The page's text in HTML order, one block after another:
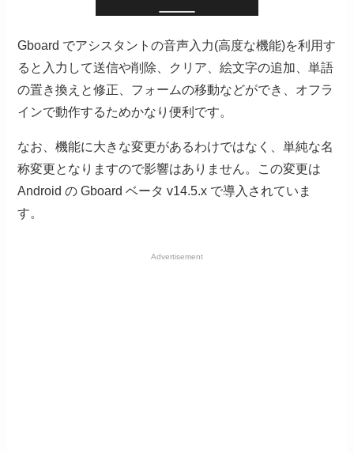
Gboard でアシスタントの音声入力(高度な機能)を利用す
ると入力して送信や削除、クリア、絵文字の追加、単語
の置き換えと修正、フォームの移動などができ、オフラ
インで動作するためかなり便利です。
なお、機能に大きな変更があるわけではなく、単純な名
称変更となりますので影響はありません。この変更は
Android の Gboard ベータ v14.5.x で導入されていま
す。
Advertisement